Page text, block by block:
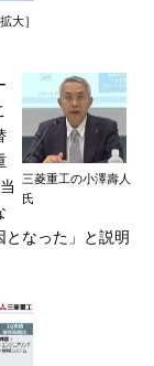
大］
三菱重工の小澤壽人
氏
なった」と説明